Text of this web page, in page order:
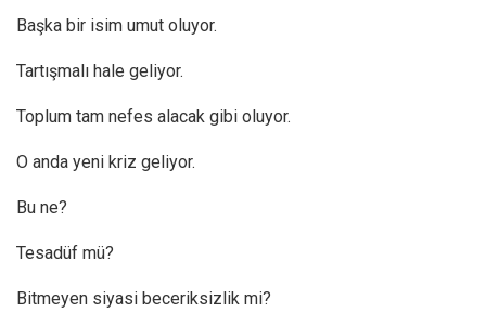
Başka bir isim umut oluyor.
Tartışmalı hale geliyor.
Toplum tam nefes alacak gibi oluyor.
O anda yeni kriz geliyor.
Bu ne?
Tesadüf mü?
Bitmeyen siyasi beceriksizlik mi?